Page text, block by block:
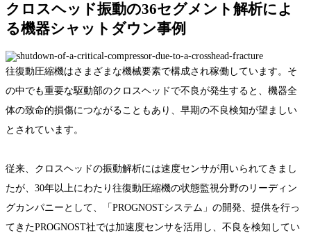
クロスヘッド振動の36セグメント解析によ
る機器シャットダウン事例
往復動圧縮機はさまざまな機械要素で構成され稼働しています。そ
の中でも重要な駆動部のクロスヘッドで不良が発生すると、機器全
体の致命的損傷につながることもあり、早期の不良検知が望ましい
とされています。
従来、クロスヘッドの振動解析には速度センサが用いられてきまし
たが、30年以上にわたり往復動圧縮機の状態監視分野のリーディン
グカンパニーとして、「PROGNOSTシステム」の開発、提供を行っ
てきたPROGNOST社では加速度センサを活用し、不良を検知してい